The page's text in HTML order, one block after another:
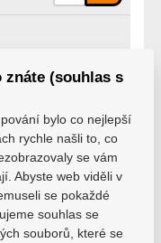
Kč
Kč
znáte (souhlas s
bylo co nejlepší
rychle našli to, co
se vám
Abyste web viděli v
se pokaždé
souhlas se
souborů, které se